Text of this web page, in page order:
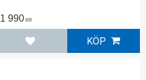
1 990 KR
Lägg till i favoriter
KÖP